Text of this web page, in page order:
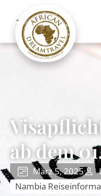
ab dem
März 5, 2025
Nambia